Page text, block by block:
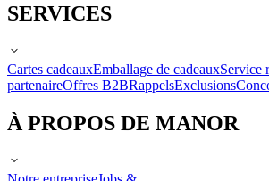
SERVICES
Cartes cadeauxEmballage de cadeauxService
partenaireOffres B2BRappelsExclusions
À PROPOS DE MANOR